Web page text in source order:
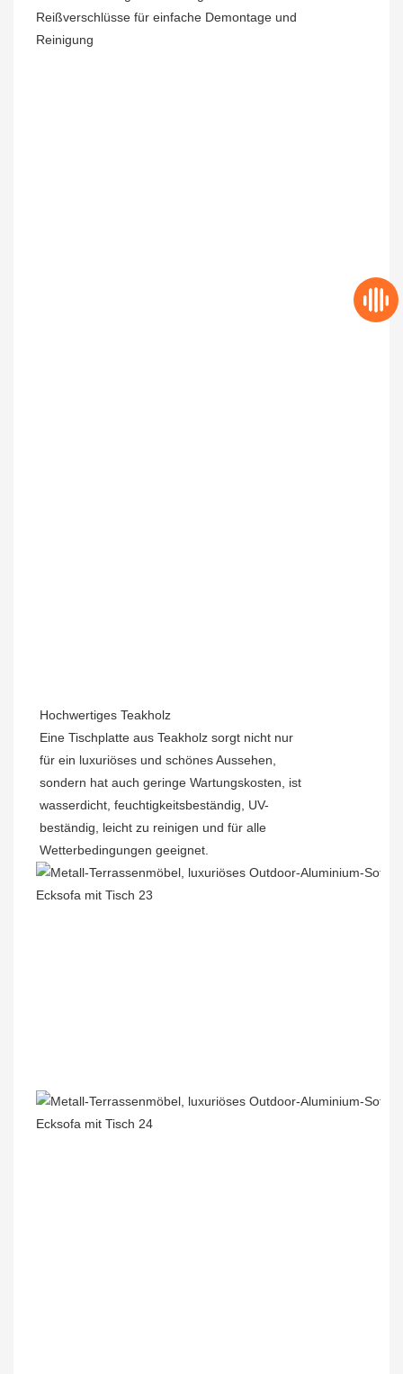
Reißverschlüsse für einfache Demontage und
Reinigung
Hochwertiges Teakholz
Eine Tischplatte aus Teakholz sorgt nicht nur
für ein luxuriöses und schönes Aussehen,
sondern hat auch geringe Wartungskosten, ist
wasserdicht, feuchtigkeitsbeständig, UV-
beständig, leicht zu reinigen und für alle
Wetterbedingungen geeignet.